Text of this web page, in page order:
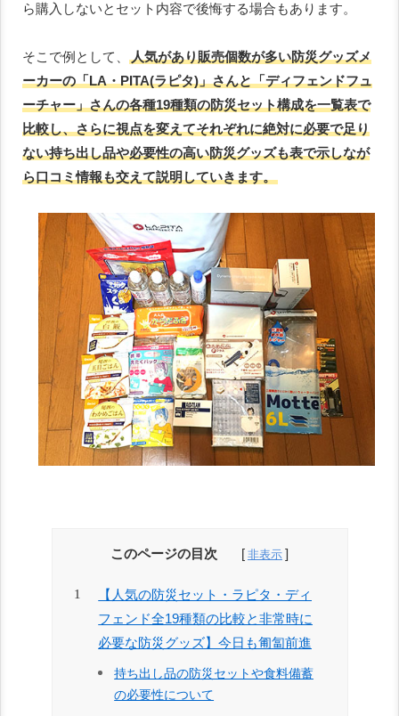
ら購入しないとセット内容で後悔する場合もあります。
そこで例として、
人気があり販売個数が多い防災グッズメ
ーカーの「LA・PITA(ラピタ)」さんと「ディフェンドフュ
ーチャー」さんの各種19種類の防災セット構成を一覧表で
比較し、さらに視点を変えてそれぞれに絶対に必要で足り
ない持ち出し品や必要性の高い防災グッズも表で示しなが
ら口コミ情報も交えて説明していきます。
このページの目次
【人気の防災セット・ラピタ・ディ
フェンド全19種類の比較と非常時に
必要な防災グッズ】今日も匍匐前進
持ち出し品の防災セットや食料備蓄
の必要性について